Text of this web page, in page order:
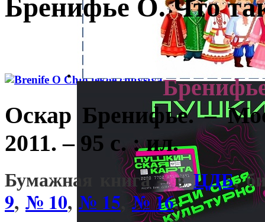
Бренифье О. Что
Оскар Бренифье. –
2011. – 95 с. : ил.
Бумажная книга – вЦДБ,
9, № 10, № 15,№ 16.